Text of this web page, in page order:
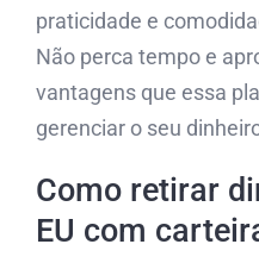
praticidade e
Não perca tempo e
vantagens que essa
gerenciar o seu
Como retirar
EU com